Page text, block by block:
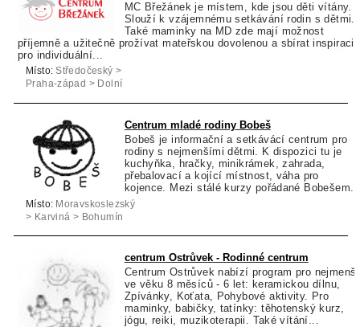
MC Břežánek je místem, kde jsou děti vítány.
Slouží k vzájemnému setkávání rodin s dětmi.
Také maminky na MD zde mají možnost
příjemně a užitečně prožívat mateřskou dovolenou a sbírat inspiraci
pro individuální...
Místo: Středočeský >
Praha-západ > Dolní
Centrum mladé rodiny Bobeš
Bobeš je informační a setkávácí centrum pro
rodiny s nejmenšími dětmi. K dispozici tu je
kuchyňka, hračky, minikrámek, zahrada,
přebalovací a kojící místnost, váha pro
kojence. Mezi stálé kurzy pořádané
Místo: Moravskoslezský
> Karviná > Bohumín
centrum Ostrůvek - Rodinné centrum
Centrum Ostrůvek nabízí program pro nejmenší
ve věku 8 měsíců - 6 let: keramickou dílnu,
Zpívánky, Koťata, Pohybové aktivity. Pro
maminky, babičky, tatínky: těhotenský kurz,
jógu, reiki, muzikoterapii. Také vítání...